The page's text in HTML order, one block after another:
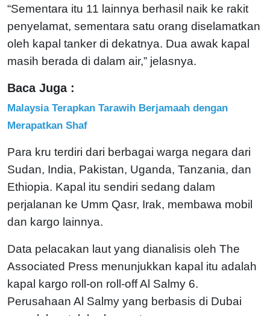
“Sementara itu 11 lainnya berhasil naik ke rakit
penyelamat, sementara satu orang diselamatkan
oleh kapal tanker di dekatnya. Dua awak kapal
masih berada di dalam air,” jelasnya.
Baca Juga :
Malaysia Terapkan Tarawih Berjamaah dengan
Merapatkan Shaf
Para kru terdiri dari berbagai warga negara dari
Sudan, India, Pakistan, Uganda, Tanzania, dan
Ethiopia. Kapal itu sendiri sedang dalam
perjalanan ke Umm Qasr, Irak, membawa mobil
dan kargo lainnya.
Data pelacakan laut yang dianalisis oleh The
Associated Press menunjukkan kapal itu adalah
kapal kargo roll-on roll-off Al Salmy 6.
Perusahaan Al Salmy yang berbasis di Dubai